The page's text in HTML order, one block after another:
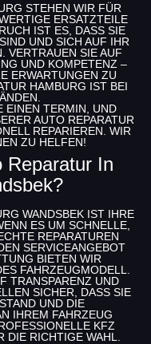
STEHEN WIR FÜR
ERSATZTEILE
IST ES, DASS SIE
UND SICH AUF IHR
VERTRAUEN SIE AUF
UND KOMPETENZ –
ERWARTUNGEN ZU
HAMBURG IST BEI
EINEN TERMIN , UND
AUTO REPARATUR
REPARIEREN. WIR
ZU HELFEN!
Reparatur In
WANDSBEKIST IHRE
ES UM SCHNELLE,
REPARATUREN
SERVICEANGEBOT
BIETEN WIR
FAHRZEUGMODELL.
UND K
SICHER, DASS SIE J
UND DIE E
IHREM FAHRZEUG I
KFZ
DIE RICHTIGE WAHL.